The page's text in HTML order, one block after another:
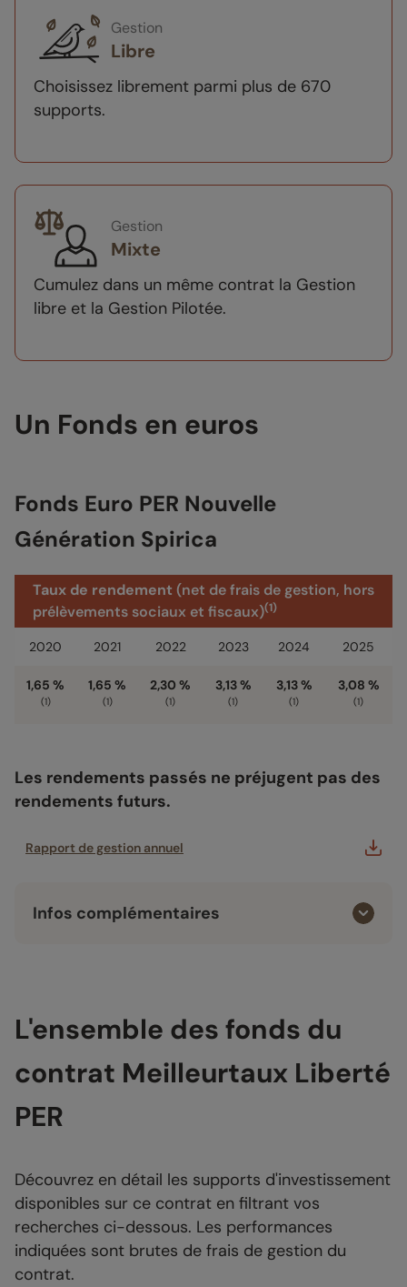
Gestion
Libre
Choisissez librement parmi plus de 670
supports.
Gestion
Mixte
Cumulez dans un même contrat la Gestion
libre et la Gestion Pilotée.
Un Fonds en euros
Fonds Euro PER Nouvelle
Génération Spirica
Taux de rendement (net de frais de gestion, hors
prélèvements sociaux et fiscaux)(1)
2020 2021 2022 2023 2024 2025
1,65 %
(1)
1,65 %
(1)
2,30 %
(1)
3,13 %
(1)
3,13 %
(1)
3,08 %
(1)
Les rendements passés ne préjugent pas des
rendements futurs.
Rapport de gestion annuel
Infos complémentaires
L'ensemble des fonds du
contrat Meilleurtaux Liberté
PER
Découvrez en détail les supports d'investissement
disponibles sur ce contrat en filtrant vos
recherches ci-dessous. Les performances
indiquées sont brutes de frais de gestion du
contrat.